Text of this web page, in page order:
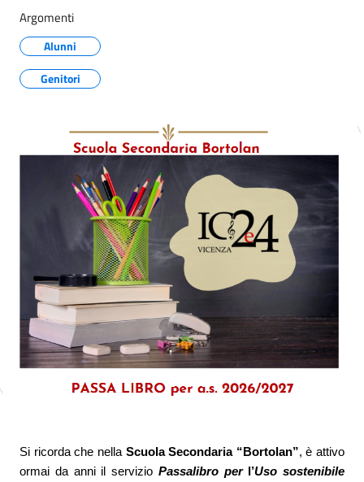
Argomenti
Alunni
Genitori
Si ricorda che nella Scuola Secondaria “Bortolan”, è attivo
ormai da anni il servizio Passalibro per l’Uso sostenibile